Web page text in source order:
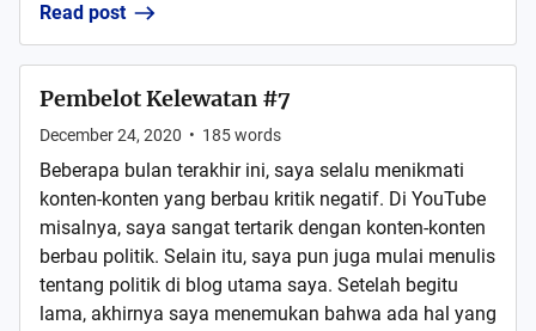
Read post
Pembelot Kelewatan #7
December 24, 2020 • 185words
Beberapa bulan terakhir ini, saya selalu menikmati
konten-konten yang berbau kritik negatif. Di YouTube
misalnya, saya sangat tertarik dengan konten-konten
berbau politik. Selain itu, saya pun juga mulai menulis
tentang politik di blog utama saya. Setelah begitu
lama, akhirnya saya menemukan bahwa ada hal yang